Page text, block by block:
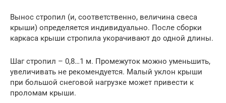
Вынос стропил (и, соответственно, величина свеса
крыши) определяется индивидуально. После сборки
каркаса крыши стропила укорачивают до одной длины.
Шаг стропил – 0,8…1 м. Промежуток можно уменьшить,
увеличивать не рекомендуется. Малый уклон крыши
при большой снеговой нагрузке может привести к
проломам крыши.